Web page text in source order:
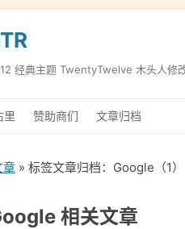
经典主题 TwentyTwelve 木头人修
里 赞助商们 文章归档
章 » 标签文章归档：Google（1）
相关文章